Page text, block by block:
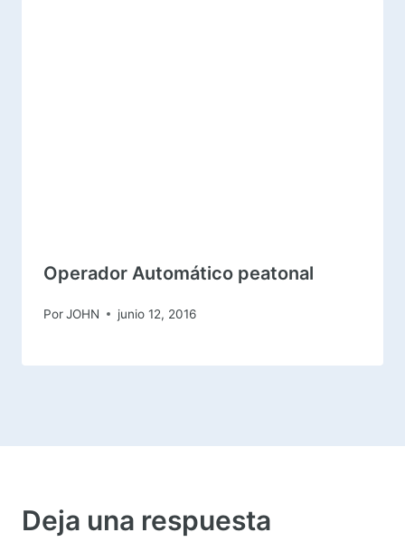
Operador Automático peatonal
PorJOHN junio 12, 2016
Deja una respuesta